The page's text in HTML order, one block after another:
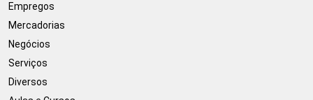
Empregos
Mercadorias
Negócios
Serviços
Diversos